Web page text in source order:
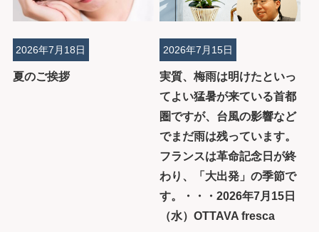
夏のご挨拶
2026年7月18日
実質、梅雨は明けたといっ
てよい猛暑が来ている首都
圏ですが、台風の影響など
でまだ雨は残っています。
フランスは革命記念日が終
わり、「大出発」の季節で
す。・・・2026年7月15日
（水）OTTAVA fresca
2026年7月15日